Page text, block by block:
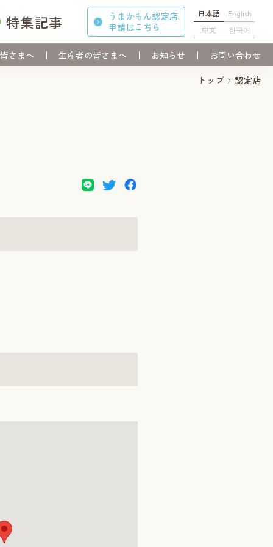
特集記事
うまかもん認定店
申請はこちら
日本語
English
中文
한국어
さまへ 生産者の皆さまへ お知らせ お問い合わせ
トップ 認定店